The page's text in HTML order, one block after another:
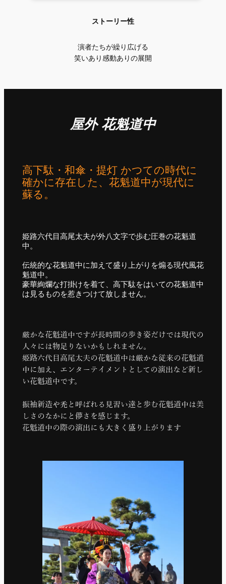
ストーリー性
演者たちが繰り広げる
笑いあり感動ありの展開
屋外 花魁道中
高下駄・和傘・提灯 かつての時代に
確かに存在した、花魁道中が現代に
蘇る。
姫路六代目高尾太夫が外八文字で歩む圧巻の花魁道
中。
伝統的な花魁道中に加えて盛り上がりを煽る現代風花
魁道中。
豪華絢爛な打掛けを着て、高下駄をはいての花魁道中
は見るものを惹きつけて放しません。
厳かな花魁道中ですが長時間の歩き姿だけでは現代の
人々には物足りないかもしれません。
姫路六代目高尾太夫の花魁道中は厳かな従来の花魁道
中に加え、エンターテイメントとしての演出など新し
い花魁道中です。
振袖新造や禿と呼ばれる見習い達と歩む花魁道中は美
しさのなかにと儚さを感じます。
花魁道中の際の演出にも大きく盛り上がります